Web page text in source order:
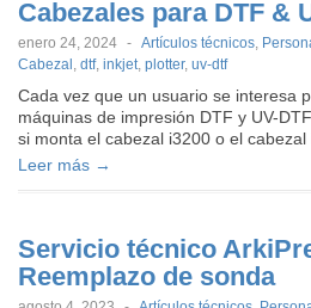
Cabezales para DTF &
enero 24, 2024 - Artículos técnicos,
Cabezal , dtf, inkjet, plotter, uv-dtf
Cada vez que un usuario se interesa
máquinas de impresión DTF y UV-
si monta el cabezal i3200 o el
Leer más →
Servicio técnico
Reemplazo de sonda